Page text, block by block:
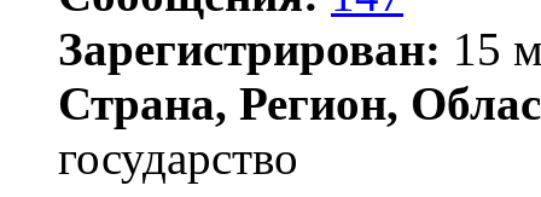
Зарегистрирован: 15
Страна, Регион,
государство